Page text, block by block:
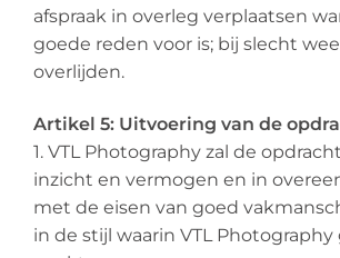
afspraak in overleg verplaatsen
goede reden voor is; bij slecht
overlijden.
Artikel 5: Uitvoering van de
1. VTL Photography zal de
inzicht en vermogen en in
met de eisen van goed
in de stijl waarin VTL